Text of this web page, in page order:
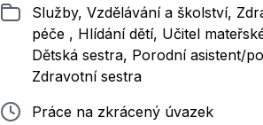
ZařazenoSlužby, Vzdělávání a školství,
péče , Hlídání dětí, Učitel
Dětská sestra, Porodní asistent/
Zdravotní sestra
Typ pracovního poměru
Práce na zkrácený úvazek